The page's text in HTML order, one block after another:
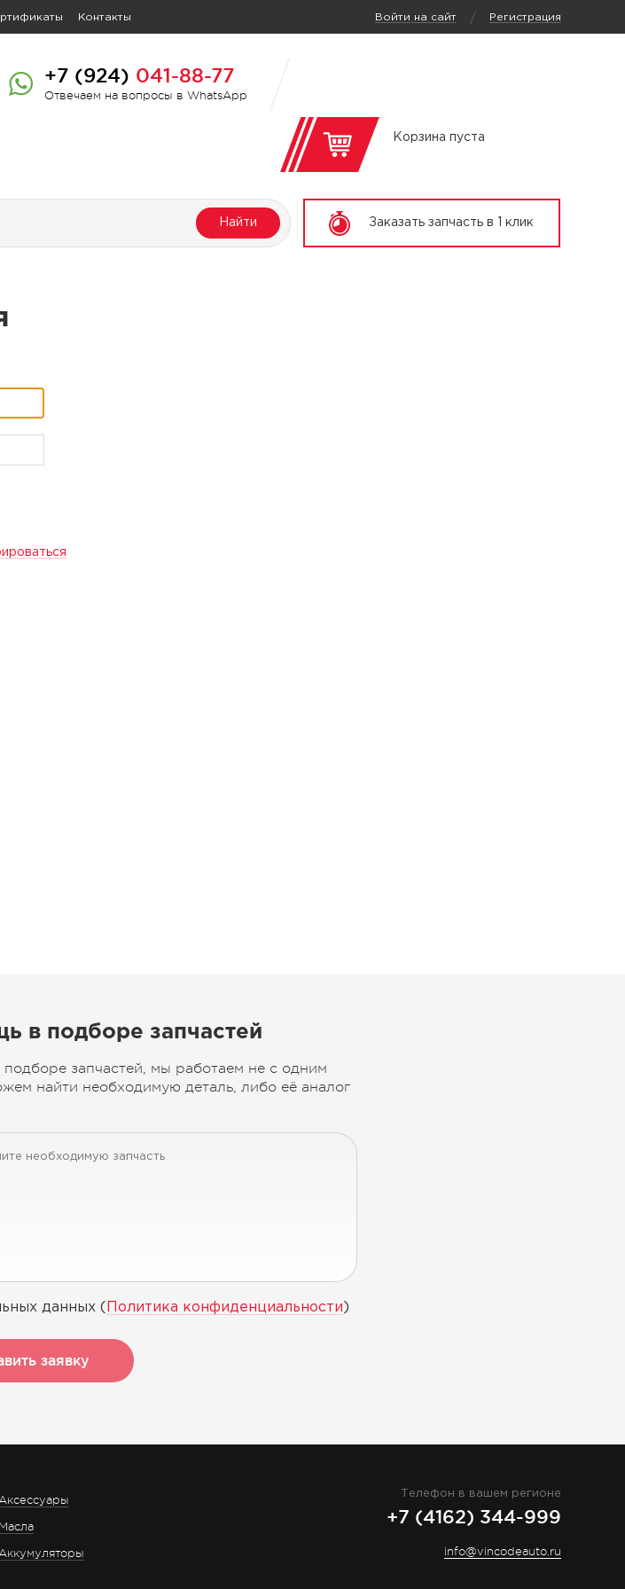
Контакты Войти на сайт / Регистрация
+7 (924) 041-88-77
Отвечаем на вопросы в WhatsApp
Корзина пуста
Найти Заказать запчасть в 1 клик
в подборе запчастей
запчастей, мы работаем не с одним
найти необходимую деталь, либо её аналог
данных ( Политика конфиденциальности )
заявку
Аксессуары
Масла
Аккумуляторы
Телефон в вашем регионе
+7 (4162) 344-999
info@vincodeauto.ru